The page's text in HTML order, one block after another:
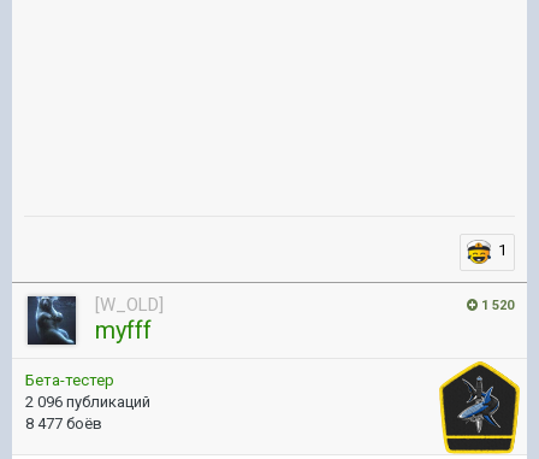
1
1 520
[W_OLD]
myfff
Бета-тестер
2 096 публикаций
8 477 боёв